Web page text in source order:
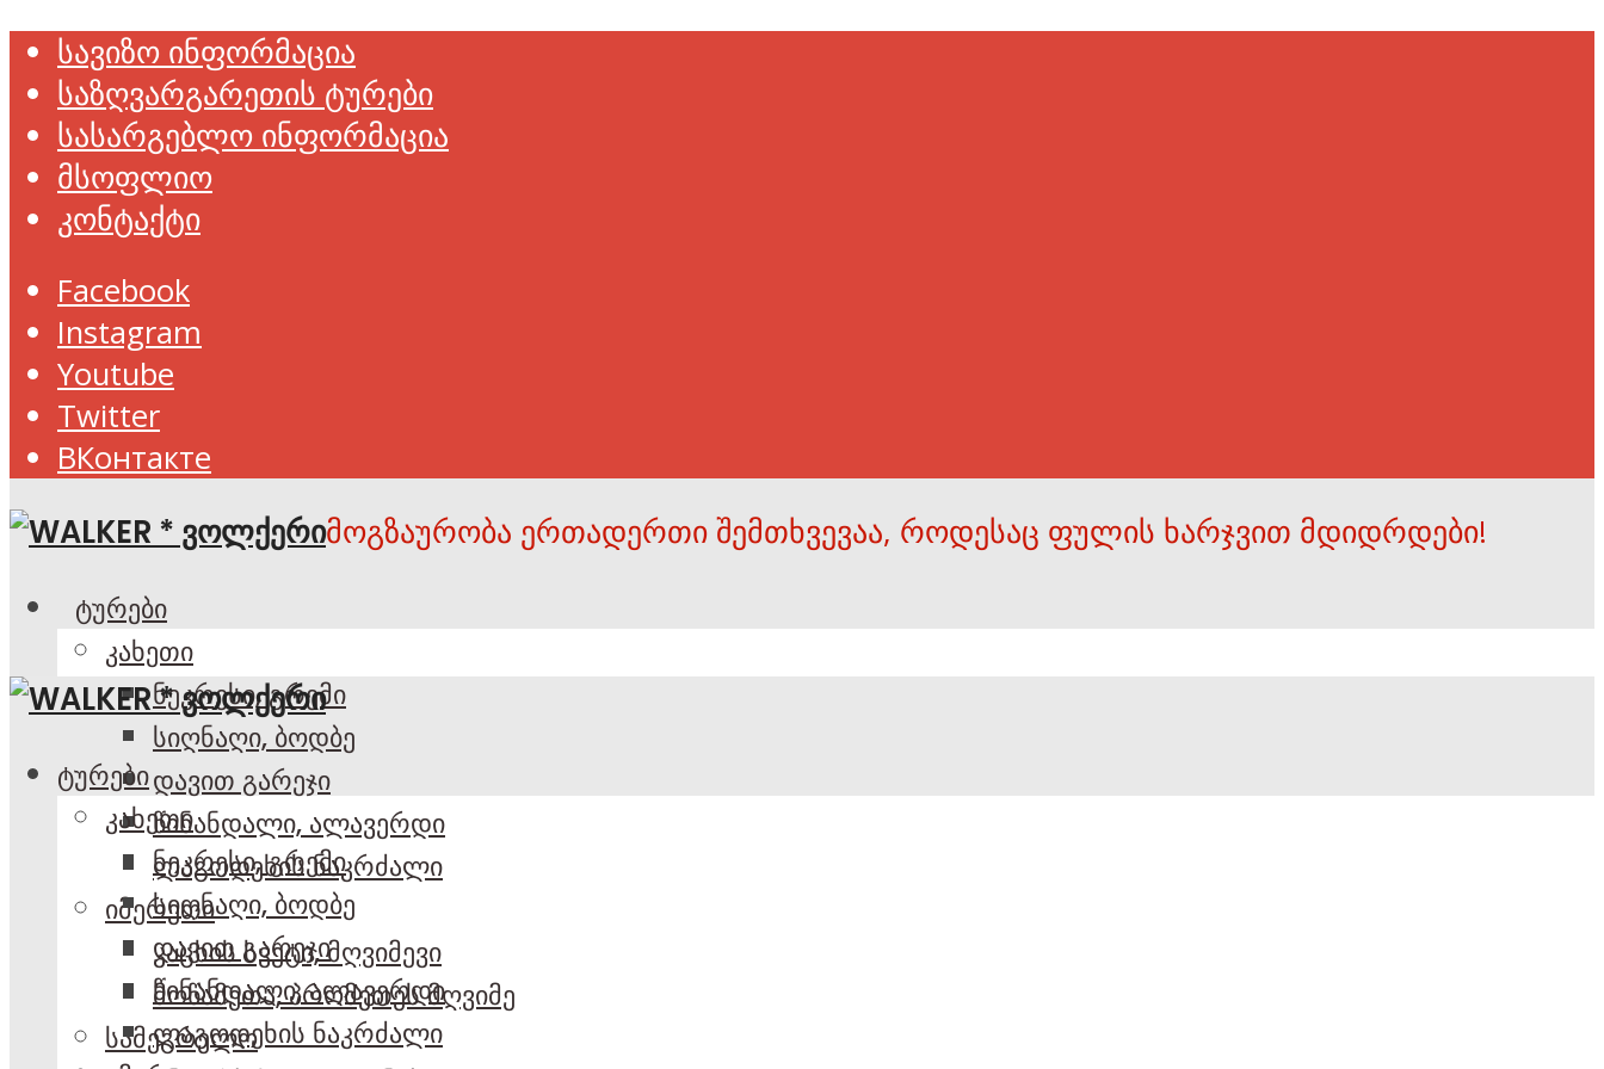
სავიზო ინფორმაცია
საზღვარგარეთის ტურები
სასარგებლო ინფორმაცია
მსოფლიო
კონტაქტი
Facebook
Instagram
Youtube
Twitter
ВКонтакте
მოგზაურობა ერთადერთი შემთხვევაა, როდესაც ფულის ხარჯვით მდიდრდები!
ტურები
კახეთი
ნეკრესი, გრემი
სიღნაღი, ბოდბე
დავით გარეჯი
წინანდალი, ალავერდი
ლაგოდეხის ნაკრძალი
იმერეთი
კაცხის სვეტი, მღვიმევი
მოწამეთა, პრომეთეს მღვიმე
სამეგრელო
ტურები
კახეთი
ნეკრესი, გრემი
სიღნაღი, ბოდბე
დავით გარეჯი
წინანდალი, ალავერდი
ლაგოდეხის ნაკრძალი